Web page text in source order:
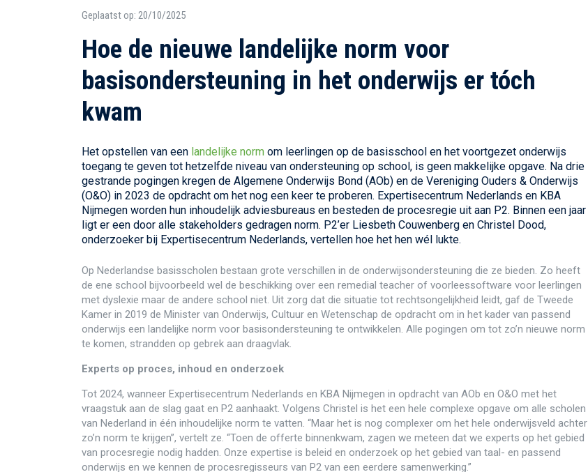
Geplaatst op: 20/10/2025
Hoe de nieuwe landelijke norm voor
basisondersteuning in het onderwijs er tóch
kwam
Het opstellen van een landelijke norm om leerlingen op de basisschool en het voortgezet onderwijs
toegang te geven tot hetzelfde niveau van ondersteuning op school, is geen makkelijke opgave. Na drie
gestrande pogingen kregen de Algemene Onderwijs Bond (AOb) en de Vereniging Ouders & Onderwijs
(O&O) in 2023 de opdracht om het nog een keer te proberen. Expertisecentrum Nederlands en KBA
Nijmegen worden hun inhoudelijk adviesbureaus en besteden de procesregie uit aan P2. Binnen een jaar
ligt er een door alle stakeholders gedragen norm. P2’er Liesbeth Couwenberg en Christel Dood,
onderzoeker bij Expertisecentrum Nederlands, vertellen hoe het hen wél lukte.
Op Nederlandse basisscholen bestaan grote verschillen in de onderwijsondersteuning die ze bieden. Zo heeft
de ene school bijvoorbeeld wel de beschikking over een remedial teacher of voorleessoftware voor leerlingen
met dyslexie maar de andere school niet. Uit zorg dat die situatie tot rechtsongelijkheid leidt, gaf de Tweede
Kamer in 2019 de Minister van Onderwijs, Cultuur en Wetenschap de opdracht om in het kader van passend
onderwijs een landelijke norm voor basisondersteuning te ontwikkelen. Alle pogingen om tot zo’n nieuwe norm
te komen, strandden op gebrek aan draagvlak.
Experts op proces, inhoud en onderzoek
Tot 2024, wanneer Expertisecentrum Nederlands en KBA Nijmegen in opdracht van AOb en O&O met het
vraagstuk aan de slag gaat en P2 aanhaakt. Volgens Christel is het een hele complexe opgave om alle scholen
van Nederland in één inhoudelijke norm te vatten. “Maar het is nog complexer om het hele onderwijsveld achter
zo’n norm te krijgen”, vertelt ze. “Toen de offerte binnenkwam, zagen we meteen dat we experts op het gebied
van procesregie nodig hadden. Onze expertise is beleid en onderzoek op het gebied van taal- en passend
onderwijs en we kennen de procesregisseurs van P2 van een eerdere samenwerking.”